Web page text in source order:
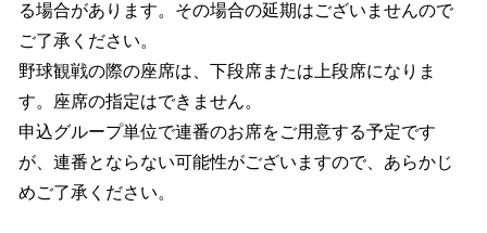
る場合があります。その場合の延期はございませんので
ご了承ください。
野球観戦の際の座席は、下段席または上段席になりま
す。座席の指定はできません。
申込グループ単位で連番のお席をご用意する予定です
が、連番とならない可能性がございますので、あらかじ
めご了承ください。